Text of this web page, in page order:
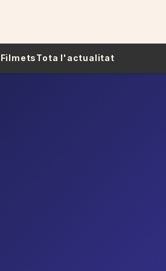
FilmetsTota l'actualitat